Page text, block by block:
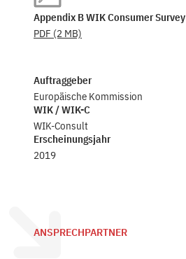
Appendix B WIK Consumer Survey
PDF (2 MB)
Auftraggeber
Europäische Kommission
WIK / WIK-C
WIK-Consult
Erscheinungsjahr
2019
ANSPRECHPARTNER